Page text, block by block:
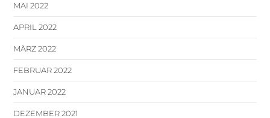
MAI 2022
APRIL 2022
MÄRZ 2022
FEBRUAR 2022
JANUAR 2022
DEZEMBER 2021